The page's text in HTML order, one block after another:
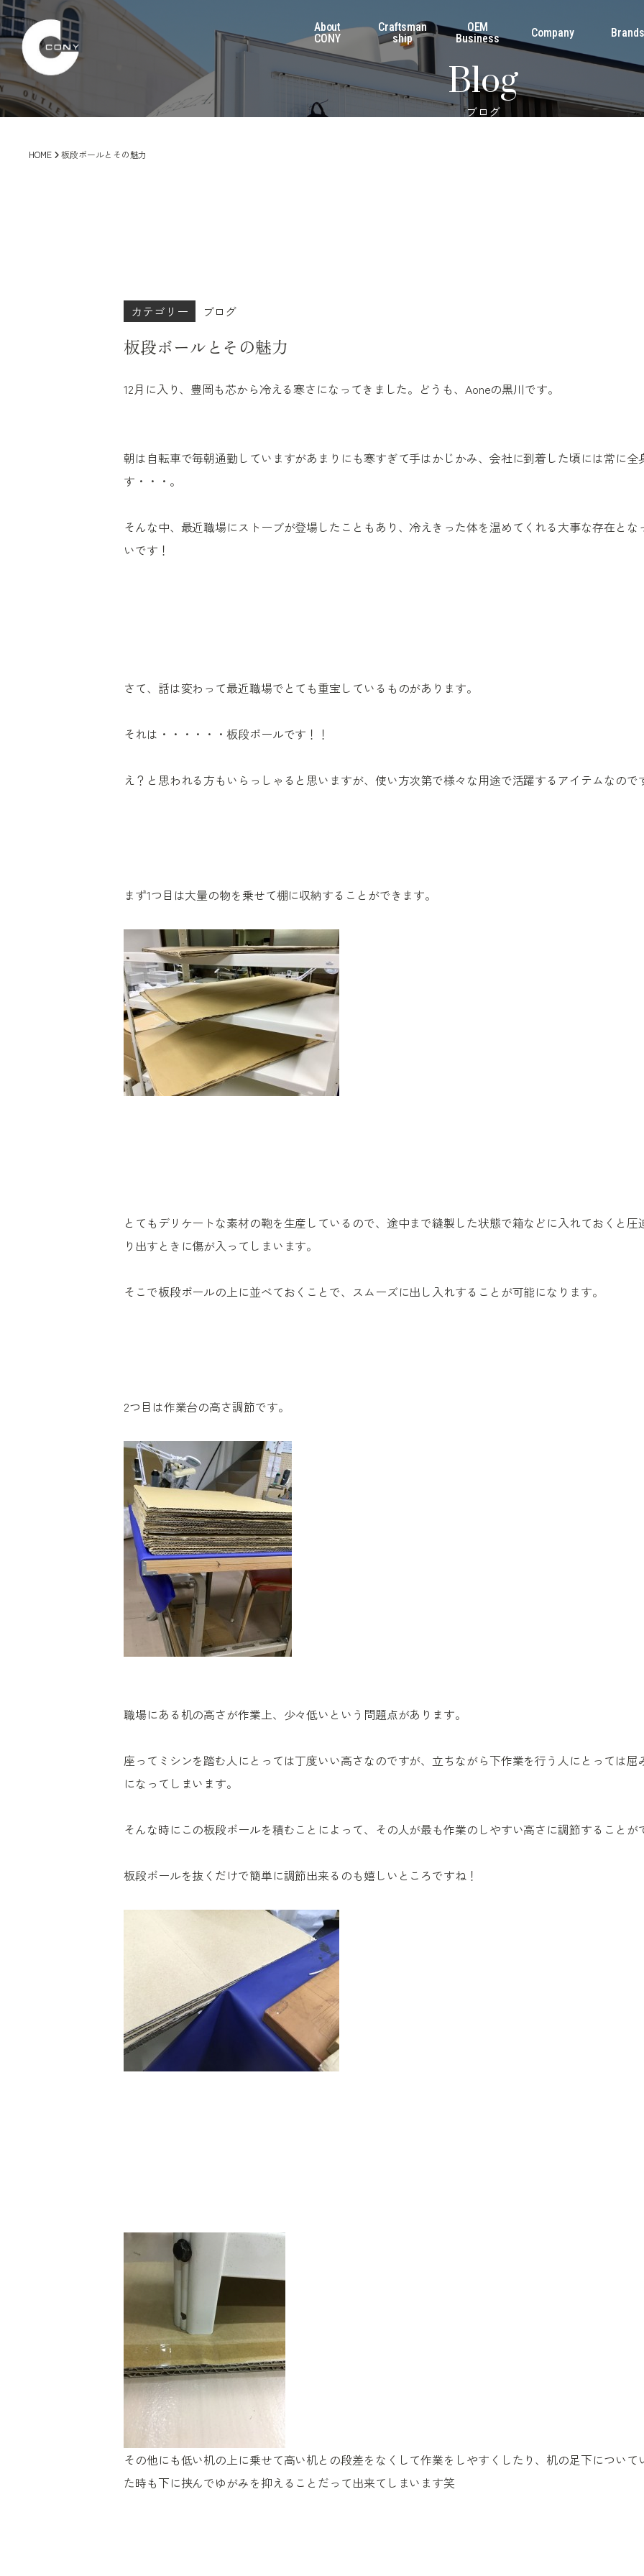
About
CONY
Craftsman
ship
OEM
Business
Company Brands
Blog
ブログ
HOME 板段ボールとその魅力
カテゴリー ブログ
板段ボールとその魅力
12月に入り、豊岡も芯から冷える寒さになってきました。どうも、Aoneの黒川です。
朝は自転車で毎朝通勤していますがあまりにも寒すぎて手はかじかみ、会社に到着した頃には常に
す・・・。
そんな中、最近職場にストーブが登場したこともあり、冷えきった体を温めてくれる大事な存在と
いです！
さて、話は変わって最近職場でとても重宝しているものがあります。
それは・・・・・・板段ボールです！！
え？と思われる方もいらっしゃると思いますが、使い方次第で様々な用途で活躍するアイテムなので
まず1つ目は大量の物を乗せて棚に収納することができます。
とてもデリケートな素材の鞄を生産しているので、途中まで縫製した状態で箱などに入れておくと
り出すときに傷が入ってしまいます。
そこで板段ボールの上に並べておくことで、スムーズに出し入れすることが可能になります。
2つ目は作業台の高さ調節です。
職場にある机の高さが作業上、少々低いという問題点があります。
座ってミシンを踏む人にとっては丁度いい高さなのですが、立ちながら下作業を行う人にとっては
になってしまいます。
そんな時にこの板段ボールを積むことによって、その人が最も作業のしやすい高さに調節することが
板段ボールを抜くだけで簡単に調節出来るのも嬉しいところですね！
その他にも低い机の上に乗せて高い机との段差をなくして作業をしやすくしたり、机の足下につい
た時も下に挟んでゆがみを抑えることだって出来てしまいます笑